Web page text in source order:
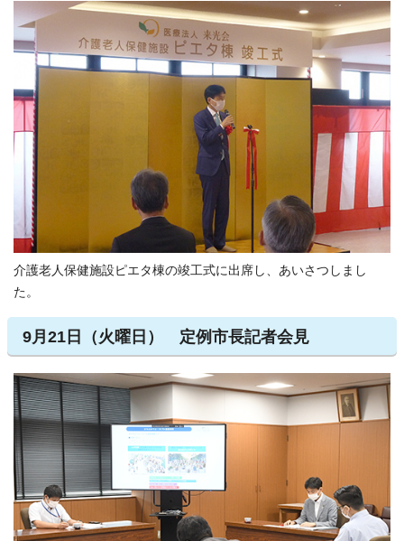
介護老人保健施設ピエタ棟の竣工式に出席し、あいさつしまし
た。
9月21日（火曜日） 定例市長記者会見